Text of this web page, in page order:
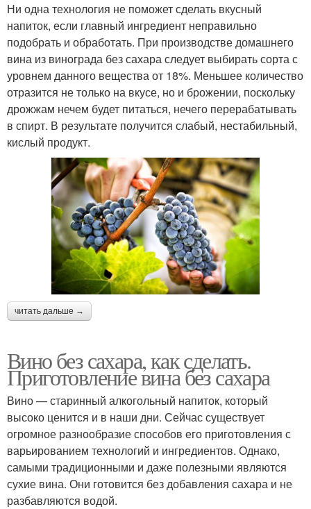
Ни одна технология не поможет сделать вкусный
напиток, если главный ингредиент неправильно
подобрать и обработать. При производстве домашнего
вина из винограда без сахара следует выбирать сорта с
уровнем данного вещества от 18%. Меньшее количество
отразится не только на вкусе, но и брожении, поскольку
дрожжам нечем будет питаться, нечего перерабатывать
в спирт. В результате получится слабый, нестабильный,
кислый продукт.
читать дальше →
Вино без сахара, как сделать.
Приготовление вина без сахара
Вино — старинный алкогольный напиток, который
высоко ценится и в наши дни. Сейчас существует
огромное разнообразие способов его приготовления с
варьированием технологий и ингредиентов. Однако,
самыми традиционными и даже полезными являются
сухие вина. Они готовится без добавления сахара и не
разбавляются водой.